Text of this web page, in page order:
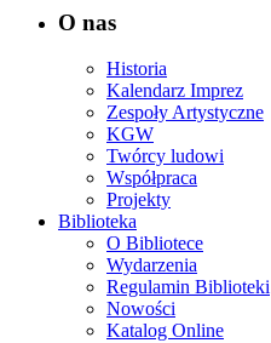
O nas
Historia
Kalendarz Imprez
Zespoły Artystyczne
KGW
Twórcy ludowi
Współpraca
Projekty
Biblioteka
O Bibliotece
Wydarzenia
Regulamin Biblioteki
Nowości
Katalog Online